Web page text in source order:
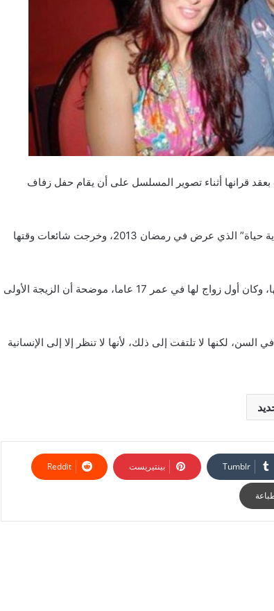
قرانها أثناء تصوير المسلسل على أن يقام حفل زفاف
يذكر أن غادة عبد الرازق تعاونت مع هيثم زنيتا في مسلسل “حكاية حياة” الذي عرض في رمضان 2013، وخرجت شائعات وقتها
وكشفت الفنانة المصرية قبل ذلك أنها تزوجت 11 مرة خلال حياتها، وكان أول زواج لها في عمر 17 عاما، موضحة أن الزيجة الأولى
لكنها لا تلتفت إلى ذلك، لأنها لا تنظر إلا إلى الإنسانية
بينتيريست